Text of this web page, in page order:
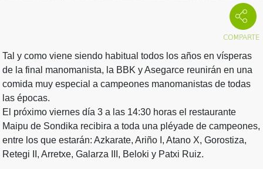
Tal y como viene siendo habitual todos los años en vísperas
de la final manomanista, la BBK y Asegarce reunirán en una
comida muy especial a campeones manomanistas de todas
las épocas.
El próximo viernes día 3 a las 14:30 horas el restaurante
Maipu de Sondika recibira a toda una pléyade de campeones,
entre los que estarán: Azkarate, Ariño I, Atano X, Gorostiza,
Retegi II, Arretxe, Galarza III, Beloki y Patxi Ruiz.